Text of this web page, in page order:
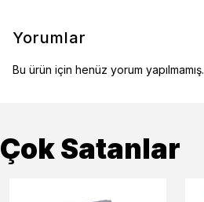
Yorumlar
Bu ürün için henüz yorum yapılmamış.
Çok Satanlar